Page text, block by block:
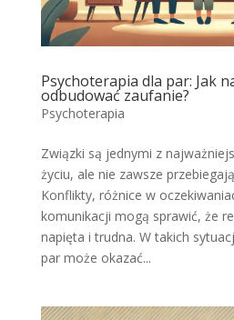
Psychoterapia dla par: Jak
odbudować zaufanie?
Psychoterapia
Związki są jednymi z
życiu, ale nie zawsze
Konflikty, różnice w
komunikacji mogą sprawić, że
napięta i trudna. W takich
par może okazać...